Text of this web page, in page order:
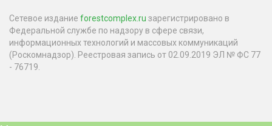
Сетевое издание forestcomplex.ru зарегистрировано в
Федеральной службе по надзору в сфере связи,
информационных технологий и массовых коммуникаций
(Роскомнадзор). Реестровая запись от 02.09.2019 ЭЛ № ФС 77
- 76719.